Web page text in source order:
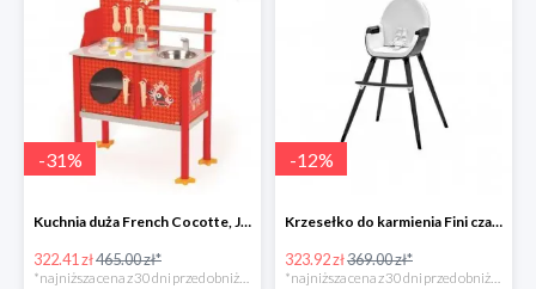
-31%
Kuchnia duża French Cocotte, Janod
322.41 zł465.00 zł*
-12%
Krzesełko do karmienia Fini czarne 2w1 Kinderkraft
323.92 zł369.00 zł*